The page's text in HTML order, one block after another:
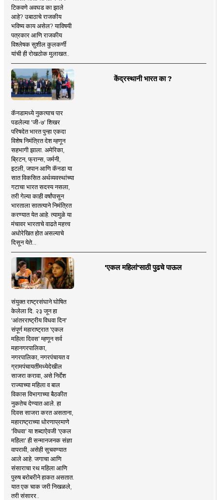
टिकवणे अवघड का झाले
आहे? उबाठाचे राजकीय
भविष्य काय असेल? याविषयी
पत्रकार आणि राजकीय
विश्लेषक सुशील कुलकर्णी
यांची ही रोखठोक मुलाखत..
केंद्रस्थानी भारत का ?
कॅनडामध्ये नुकत्याच पार
पडलेल्या 'जी-७' शिखर
परिषदेत भारत पुन्हा एकदा
विशेष निमंत्रित देश म्हणून
सहभागी झाला. अमेरिका,
ब्रिटन, फ्रान्स, जर्मनी,
इटली, जपान आणि कॅनडा या
सात विकसित अर्थव्यवस्थांच्या
गटाचा भारत सदस्य नसला,
तरी गेल्या काही वर्षांपासून
भारताला सातत्याने निमंत्रित
करण्यात येत आहे. त्यामुळे या
मंचावर भारताचे वाढते महत्त्व
अधोरेखित होत असल्याचे
दिसून येते...
'एकल महिलां'साठी पुढचे पाऊल
संयुक्त राष्ट्रसंघाने घोषित
केलेला दि. २३ जून हा
'आंतरराष्ट्रीय विधवा दिन'
संपूर्ण महाराष्ट्रात 'एकल
महिला दिवस' म्हणून सर्व
महानगरपालिका,
नगरपालिका, नगरपंचायत व
ग्रामपंचायतींमध्येदेखील
साजरा करावा, असे निर्देश
राज्याच्या महिला व बाल
विकास विभागाच्या बैठकीत
नुकतेच देण्यात आले. हा
दिवस साजरा करत असताना,
महाराष्ट्राच्या धोरणाप्रमाणे
'विधवा' या शब्दाऐवजी 'एकल
महिला' ही सन्मानजनक संज्ञा
वापरावी, असेही सुचवण्यात
आले आहे. जगाचा आणि
संसाराचा रथ महिला आणि
पुरुष बरोबरीने हाकत असतात.
यात एक चाक जरी निखळले,
तरी संसारर..